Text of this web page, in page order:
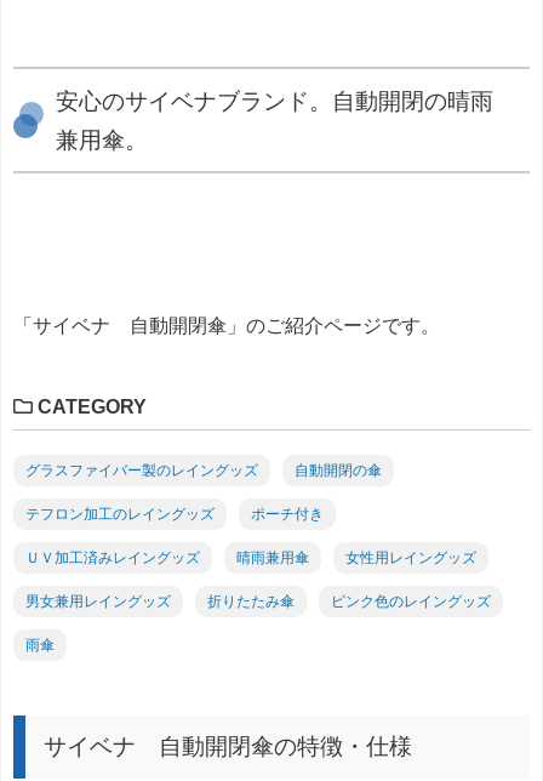
安心のサイベナブランド。自動開閉の晴雨
兼用傘。
「サイベナ 自動開閉傘」のご紹介ページです。
CATEGORY
グラスファイバー製のレイングッズ 自動開閉の傘
テフロン加工のレイングッズ ポーチ付き
ＵＶ加工済みレイングッズ 晴雨兼用傘 女性用レイングッズ
男女兼用レイングッズ 折りたたみ傘 ピンク色のレイングッズ
雨傘
サイベナ 自動開閉傘の特徴・仕様